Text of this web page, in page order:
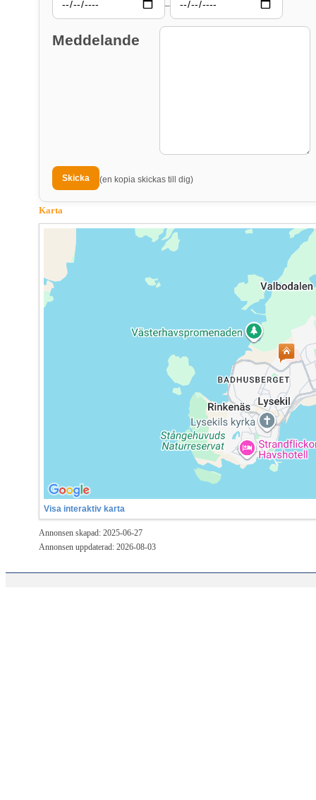
–
Meddelande
(en kopia skickas till dig)
Karta
Visa interaktiv karta
Annonsen skapad: 2025-06-27
Annonsen uppdaterad: 2026-08-03